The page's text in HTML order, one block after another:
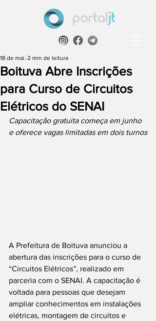
Boituva Abre Inscrições
para Curso de Circuitos
Elétricos do SENAI
18 de mai. 2 min de leitura
Capacitação gratuita começa em junho
e oferece vagas limitadas em dois turnos
A Prefeitura de Boituva anunciou a
abertura das inscrições para o curso de
“Circuitos Elétricos”, realizado em
parceria com o SENAI. A capacitação é
voltada para pessoas que desejam
ampliar conhecimentos em instalações
elétricas, montagem de circuitos e